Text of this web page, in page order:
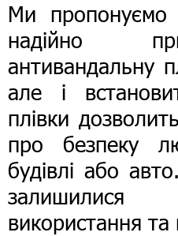
Ми пропонуємо
надійно
антивандальну
але і
плівки
про безпеку
будівлі або
використання